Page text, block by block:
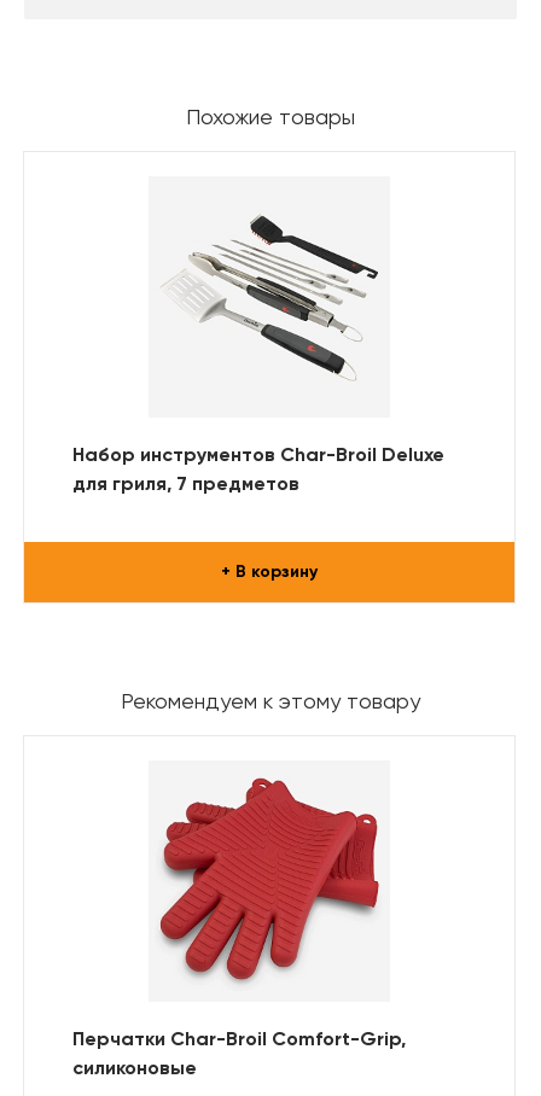
Похожие товары
Набор инструментов Char-Broil Deluxe
для гриля, 7 предметов
+ В корзину
Рекомендуем к этому товару
Перчатки Char-Broil Comfort-Grip,
силиконовые